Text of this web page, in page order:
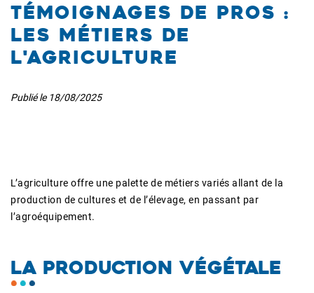
Témoignages de pros :
les métiers de
l'agriculture
Publié le 18/08/2025
L’agriculture offre une palette de métiers variés allant de la
production de cultures et de l’élevage, en passant par
l’agroéquipement.
LA PRODUCTION VÉGÉTALE